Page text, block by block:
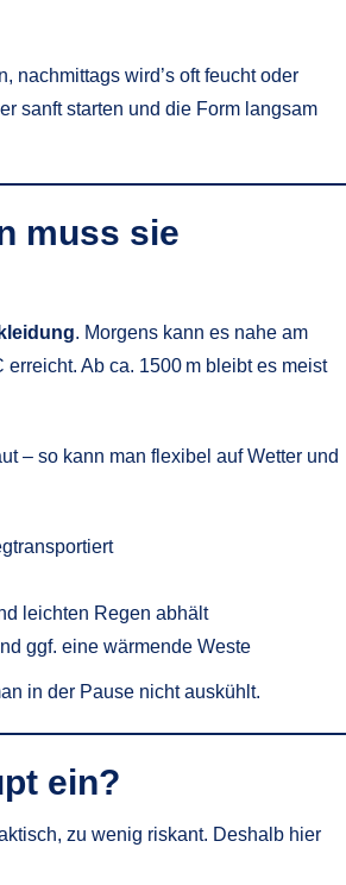
nachmittags wird’s oft feucht oder
sanft starten und die Form langsam
muss sie
. Morgens kann es nahe am
Ab ca. 1500 m bleibt es meist
– so kann man flexibel auf Wetter und
leichten Regen abhält
ggf. eine wärmende Weste
in der Pause nicht auskühlt.
ein?
zu wenig riskant. Deshalb hier